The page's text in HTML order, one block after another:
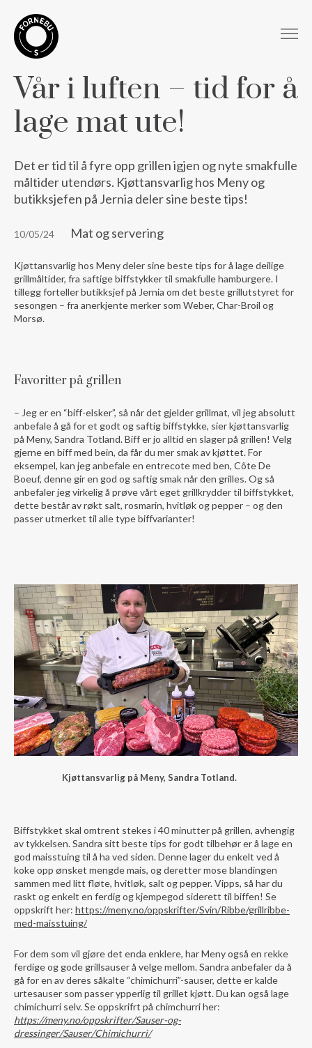
Vår i luften – tid for å
lage mat ute!
Det er tid til å fyre opp grillen igjen og nyte smakfulle
måltider utendørs. Kjøttansvarlig hos Meny og
butikksjefen på Jernia deler sine beste tips!
10/05/24 Mat og servering
Kjøttansvarlig hos Meny deler sine beste tips for å lage deilige
grillmåltider, fra saftige biffstykker til smakfulle hamburgere. I
tillegg forteller butikksjef på Jernia om det beste grillutstyret for
sesongen – fra anerkjente merker som Weber, Char-Broil og
Morsø.
Favoritter på grillen
– Jeg er en “biff-elsker”, så når det gjelder grillmat, vil jeg absolutt
anbefale å gå for et godt og saftig biffstykke, sier kjøttansvarlig
på Meny, Sandra Totland. Biff er jo alltid en slager på grillen! Velg
gjerne en biff med bein, da får du mer smak av kjøttet. For
eksempel, kan jeg anbefale en entrecote med ben, Côte De
Boeuf, denne gir en god og saftig smak når den grilles. Og så
anbefaler jeg virkelig å prøve vårt eget grillkrydder til biffstykket,
dette består av røkt salt, rosmarin, hvitløk og pepper – og den
passer utmerket til alle type biffvarianter!
Kjøttansvarlig på Meny, Sandra Totland.
Biffstykket skal omtrent stekes i 40 minutter på grillen, avhengig
av tykkelsen. Sandra sitt beste tips for godt tilbehør er å lage en
god maisstuing til å ha ved siden. Denne lager du enkelt ved å
koke opp ønsket mengde mais, og deretter mose blandingen
sammen med litt fløte, hvitløk, salt og pepper. Vipps, så har du
raskt og enkelt en ferdig og kjempegod siderett til biffen! Se
oppskrift her: https://meny.no/oppskrifter/Svin/Ribbe/grillribbe-
med-maisstuing/
For dem som vil gjøre det enda enklere, har Meny også en rekke
ferdige og gode grillsauser å velge mellom. Sandra anbefaler da å
gå for en av deres såkalte “chimichurri”-sauser, dette er kalde
urtesauser som passer ypperlig til grillet kjøtt. Du kan også lage
chimichurri selv. Se oppskrifrt på chimchurri her:
https://meny.no/oppskrifter/Sauser-og-
dressinger/Sauser/Chimichurri/